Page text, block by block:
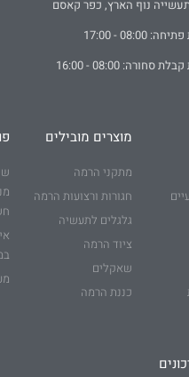
נוף הארץ, כפר קאסם
08:00 - 17:00
סחורה: 08:00 - 16:00
מוצרים מובילים
מתקני הרמה
חגורות ורצועות הרמה
גלגלים לתעשיה
ציוד הרמה
שאקלים
כננת הרמה